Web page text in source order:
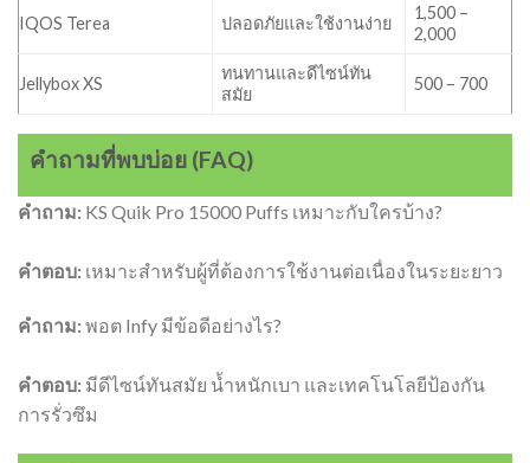
IQOS Terea ปลอดภัยและใช้งานง่าย
1,500 –
2,000
Jellybox XS
ทนทานและดีไซน์ทัน
สมัย
500 – 700
คำถามที่พบบ่อย (FAQ)
คำถาม: KS Quik Pro 15000 Puffs เหมาะกับใครบ้าง?
คำตอบ: เหมาะสำหรับผู้ที่ต้องการใช้งานต่อเนื่องในระยะยาว
คำถาม:พอต Infy มีข้อดีอย่างไร?
คำตอบ: มีดีไซน์ทันสมัย น้ำหนักเบา และเทคโนโลยีป้องกัน
การรั่วซึม